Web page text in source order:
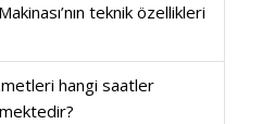
teknik özellikleri
hangi saatler